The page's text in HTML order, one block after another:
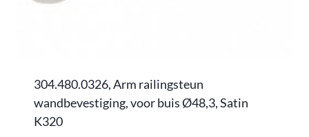
304.480.0326, Arm railingsteun
wandbevestiging, voor buis Ø48,3, Satin
K320